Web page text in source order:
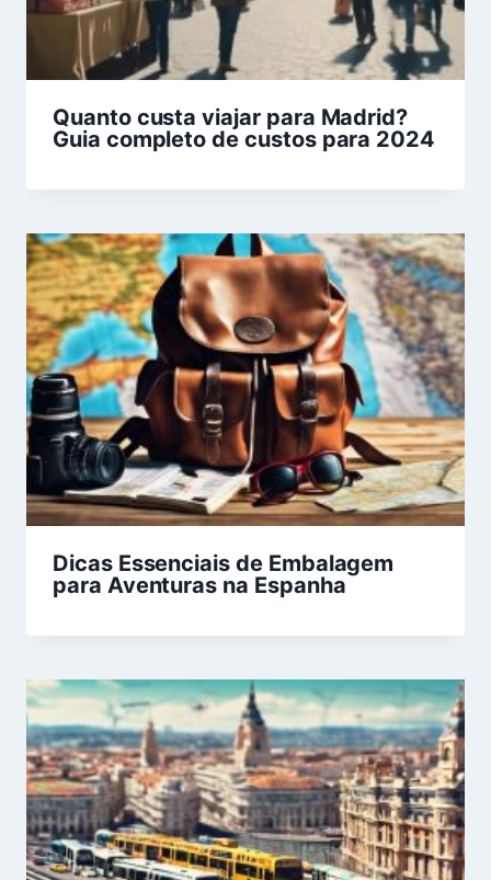
Quanto custa viajar para Madrid?
Guia completo de custos para 2024
Dicas Essenciais de Embalagem
para Aventuras na Espanha